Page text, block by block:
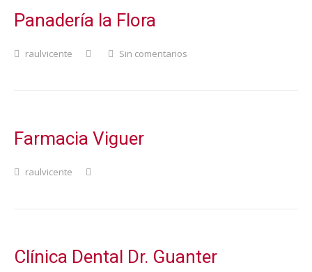
Panadería la Flora
raulvicente Sin comentarios
Farmacia Viguer
raulvicente
Clínica Dental Dr. Guanter